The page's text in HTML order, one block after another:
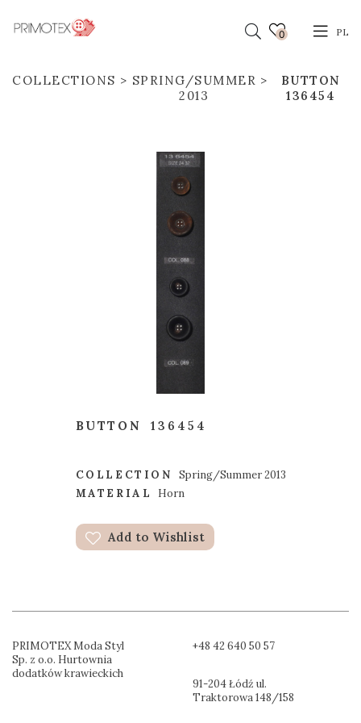
0 PL
COLLECTIONS
SPRING/SUMMER
2013
BUTTON
136454
BUTTON 136454
COLLECTION
Spring/Summer 2013
MATERIAL
Horn
Add to Wishlist
PRIMOTEX Moda Styl
Sp. z o.o. Hurtownia
dodatków krawieckich
+48 42 640 50 57
91-204 Łódź ul.
Traktorowa 148/158